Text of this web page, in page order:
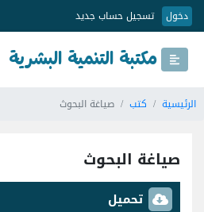
دخول تسجيل حساب جديد
مكتبة التنمية البشرية
الرئيسية كتب صياغة البحوث
صياغة البحوث
تحميل